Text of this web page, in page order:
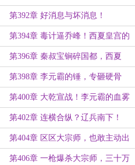
也罢！
第392章 好消息与坏消息！
第394章 毒计逼乔峰！西夏皇宫的
太后！
第396章 秦叔宝锏碎国都，西夏
灭！
第398章 李元霸的锤，专砸硬骨
头！
第400章 大乾宣战！李元霸的血雾
漫天！
第402章 连横合纵？辽兵南下！
第404章 区区大宗师，也敢主动出
击？
第406章 一枪爆杀大宗师，三十万